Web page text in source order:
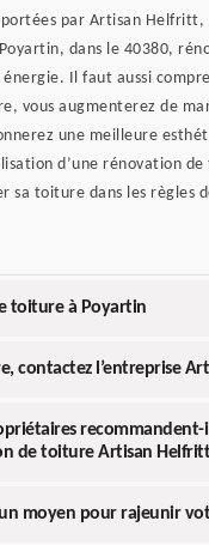
par Artisan Helfritt,
dans le 40380,
Il faut aussi
vous augmenterez de
une meilleure
d’une rénovation
sa toiture dans les règles
toiture à Poyartin
contactez l’entreprise
recommandent-
de toiture Artisan
moyen pour rajeunir